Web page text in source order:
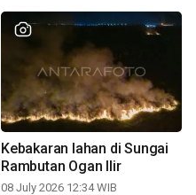
Kebakaran lahan di Sungai
Rambutan Ogan Ilir
08 July 2026 12:34 WIB